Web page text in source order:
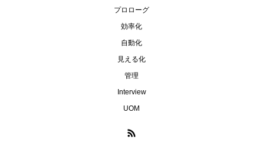
プロローグ
効率化
自動化
見える化
管理
Interview
UOM